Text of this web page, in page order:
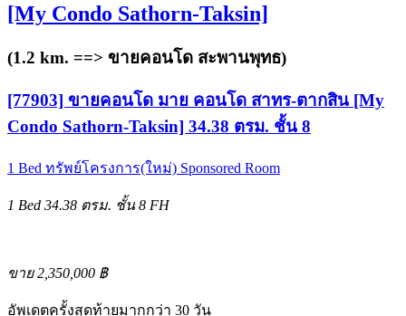
[My Condo Sathorn-Taksin]
(1.2 km. ==> ขายคอนโด สะพานพุทธ)
[77903] ขายคอนโด มาย คอนโด สาทร-ตากสิน [My
Condo Sathorn-Taksin] 34.38 ตรม. ชั้น 8
1 Bed ทรัพย์โครงการ(ใหม่) Sponsored Room
1 Bed 34.38 ตรม. ชั้น 8 FH
ขาย 2,350,000 ฿
อัพเดตครั้งสุดท้ายมากกว่า 30 วัน